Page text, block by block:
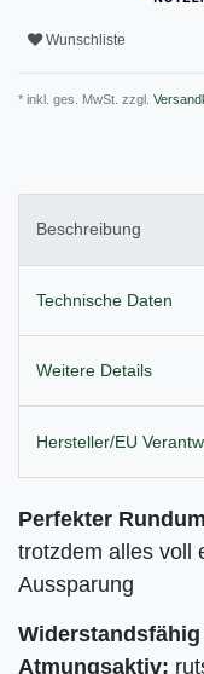
Wunschliste
* inkl. ges. MwSt. zzgl.
Beschreibung
Technische Daten
Weitere Details
Hersteller/EU
Perfekter
trotzdem alles voll
Aussparung
Atmungsaktiv: